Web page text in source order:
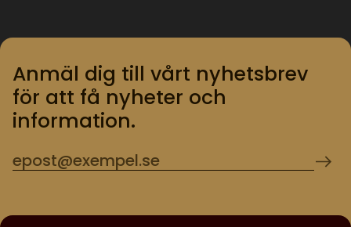
Anmäl dig till vårt nyhetsbrev
för att få nyheter och
information.